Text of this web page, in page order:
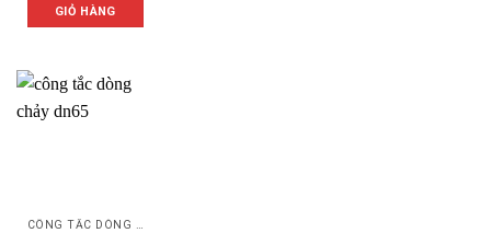
GIỎ HÀNG
CÔNG TẮC DÒNG CHẢY